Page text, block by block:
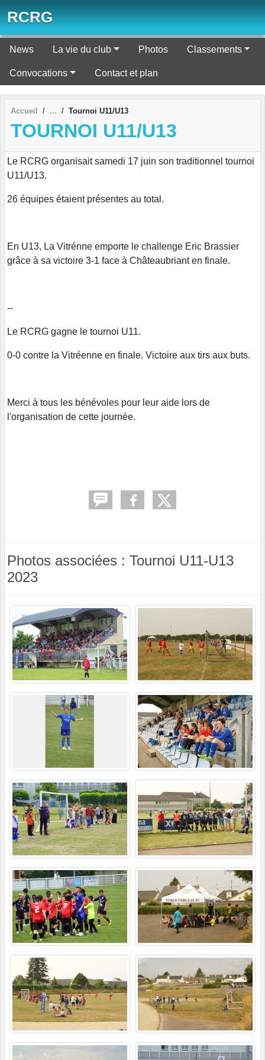
RCRG
News La vie du club Photos Classements
Convocations Contact et plan
Accueil Tournoi U11/U13
TOURNOI U11/U13
Le RCRG organisait samedi 17 juin son traditionnel tournoi
U11/U13.
26 équipes étaient présentes au total.
En U13, La Vitrénne emporte le challenge Eric Brassier
grâce à sa victoire 3-1 face à Châteaubriant en finale.
--
Le RCRG gagne le tournoi U11.
0-0 contre la Vitréenne en finale. Victoire aux tirs aux buts.
Merci à tous les bénévoles pour leur aide lors de
l'organisation de cette journée.
Photos associées : Tournoi U11-U13
2023